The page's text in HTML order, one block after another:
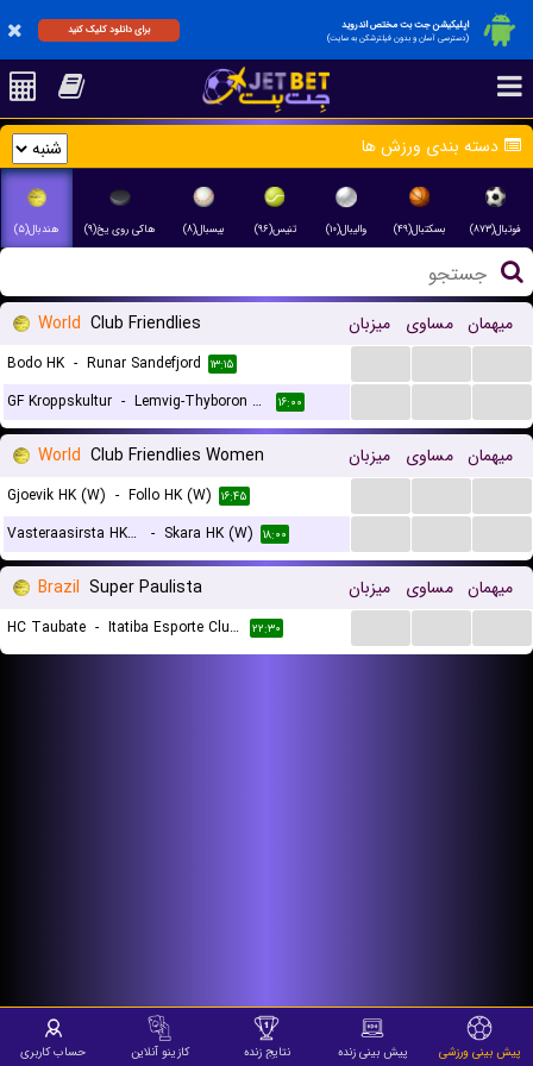
اپلیکیشن جت بت مختص اندروید
(دسترسی آسان و بدون فیلترشکن به سایت)
برای دانلود کلیک کنید
دسته بندی ورزش ها
فوتبال(۸۷۳) بسکتبال(۴۹) والیبال(۱۰) تنیس(۹۶) بیسبال(۸) هاکی روی یخ(۹) هندبال(۵)
World Club Friendlies میزبان مساوی میهمان
Bodo HK - Runar Sandefjord ۱۳:۱۵
GF Kroppskultur - Lemvig-Thyboron Handball ۱۶:۰۰
World Club Friendlies Women میزبان مساوی میهمان
Gjoevik HK (W) - Follo HK (W) ۱۶:۴۵
Vasteraasirsta HK (W)
- Skara HK (W) ۱۸:۰۰
Brazil Super Paulista میزبان مساوی میهمان
HC Taubate - Itatiba Esporte Clube ۲۲:۳۰
پیش بینی ورزشی پیش بینی زنده نتایج زنده کازینو آنلاین حساب کاربری